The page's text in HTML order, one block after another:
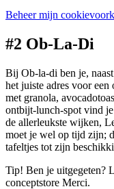
Beheer mijn
#2 Ob-La-Di
Bij Ob-la-di ben je,
het juiste adres voor
met granola,
ontbijt-lunch-spot vind
de allerleukste wijken,
moet je wel op tijd zijn;
tafeltjes tot zijn
Tip! Ben je uitgegeten?
conceptstore Merci.